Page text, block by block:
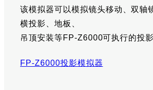
该模拟器可以模拟镜头移动、双轴
横投影、地板、
吊顶安装等FP-Z6000可执行的投影
FP-Z6000投影模拟器